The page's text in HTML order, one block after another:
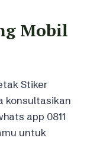
Mobil
Stiker
konsultasikan
app 0811
untuk